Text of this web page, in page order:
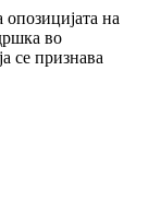
на
во
се признава